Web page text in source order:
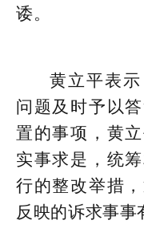
诿。
黄立平表
问题及时予以
置的事项，黄
实事求是，统
行的整改举措
反映的诉求事事